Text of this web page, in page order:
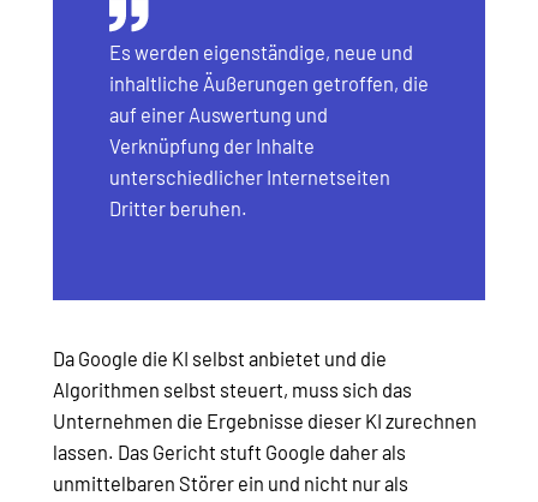
Es werden eigenständige, neue und
inhaltliche Äußerungen getroffen, die
auf einer Auswertung und
Verknüpfung der Inhalte
unterschiedlicher Internetseiten
Dritter beruhen.
Da Google die KI selbst anbietet und die
Algorithmen selbst steuert, muss sich das
Unternehmen die Ergebnisse dieser KI zurechnen
lassen. Das Gericht stuft Google daher als
unmittelbaren Störer ein und nicht nur als